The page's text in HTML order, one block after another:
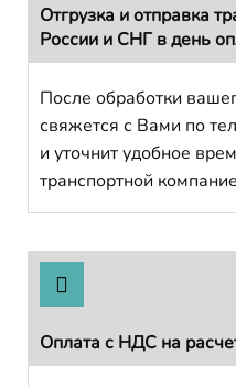
Отгрузка и отправка
России и СНГ в день
После обработки
свяжется с Вами по
и уточнит удобное
транспортной
Оплата с НДС на